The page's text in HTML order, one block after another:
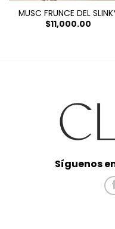
MUSC FRUNCE DEL
$11,000.00
Síguenos